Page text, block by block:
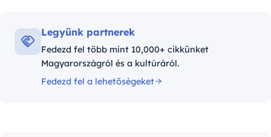
Legyünk partnerek
Fedezd fel több mint 10,000+ cikkünket
Magyarországról és a kultúráról.
Fedezd fel a lehetőségeket